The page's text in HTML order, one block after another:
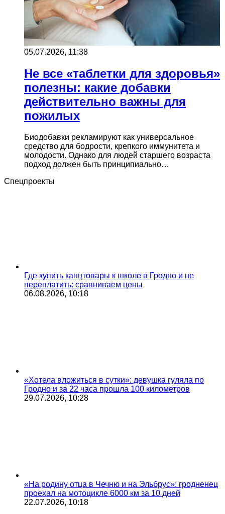
05.07.2026, 11:38
Не все «таблетки для здоровья»
полезны: какие добавки
действительно важны для
пожилых
Биодобавки рекламируют как универсальное
средство для бодрости, крепкого иммунитета и
молодости. Однако для людей старшего возраста
подход должен быть принципиально…
Спецпроекты
Где купить канцтовары к школе в Гродно и не
переплатить: сравниваем цены
06.08.2026, 10:18
«Хотела вложиться в сутки»: девушка гуляла по
Гродно и за 22 часа прошла 100 километров
29.07.2026, 10:28
«На родину отца в Чечню и на Эльбрус»: гродненец
проехал на мотоцикле 6000 км за 10 дней
22.07.2026, 10:18